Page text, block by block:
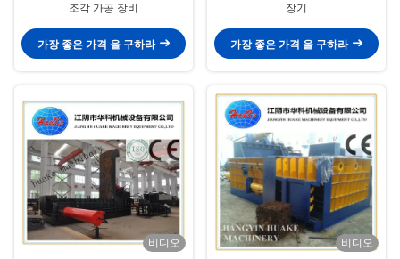
조각 가공 장비
가장 좋은 가격 을 구하라
장기
가장 좋은 가격 을 구하라
비디오
비디오